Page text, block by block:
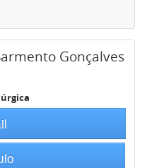
Gonçalves